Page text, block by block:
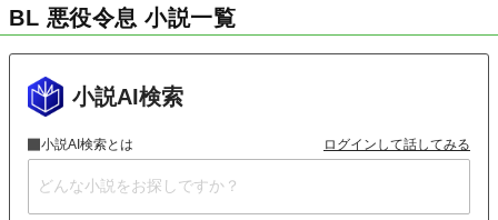
BL 悪役令息 小説一覧
小説AI検索
小説AI検索とは ログインして話してみる